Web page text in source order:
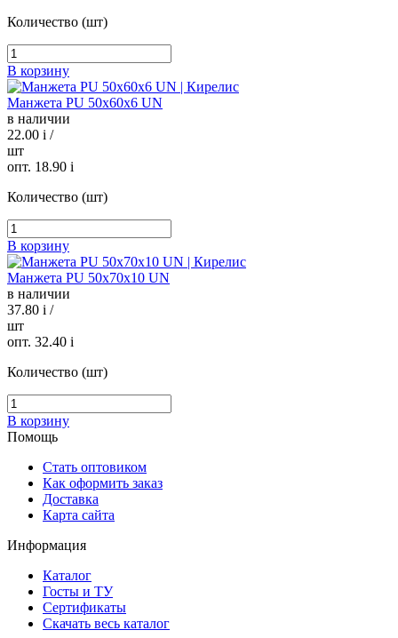
Количество (шт)
В корзину
Манжета PU 50х60х6 UN
в наличии
22.00 i /
шт
опт. 18.90 i
Количество (шт)
В корзину
Манжета PU 50х70х10 UN
в наличии
37.80 i /
шт
опт. 32.40 i
Количество (шт)
В корзину
Помощь
Стать оптовиком
Как оформить заказ
Доставка
Карта сайта
Информация
Каталог
Госты и ТУ
Сертификаты
Скачать весь каталог